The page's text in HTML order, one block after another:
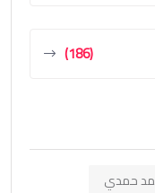
(186)
حمدي